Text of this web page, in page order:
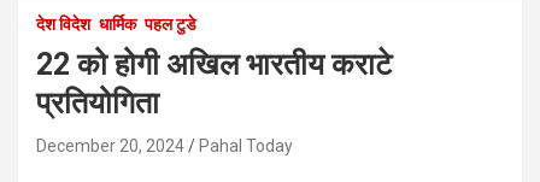
देश विदेश धार्मिक पहल टुडे
22 को होगी अखिल भारतीय कराटे
प्रतियोगिता
December 20, 2024 Pahal Today